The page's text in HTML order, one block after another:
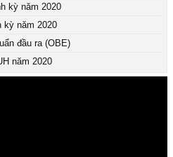
kỳ năm 2020
kỳ năm 2020
đầu ra (OBE)
năm 2020